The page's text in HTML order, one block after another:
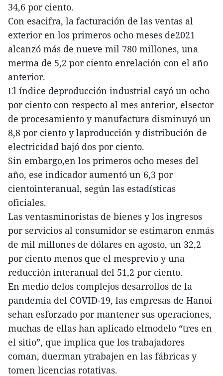
34,6 por ciento.
Con esacifra, la facturación de las ventas al
exterior en los primeros ocho meses de2021
alcanzó más de nueve mil 780 millones, una
merma de 5,2 por ciento enrelación con el año
anterior.
El índice deproducción industrial cayó un ocho
por ciento con respecto al mes anterior, elsector
de procesamiento y manufactura disminuyó un
8,8 por ciento y laproducción y distribución de
electricidad bajó dos por ciento.
Sin embargo,en los primeros ocho meses del
año, ese indicador aumentó un 6,3 por
cientointeranual, según las estadísticas
oficiales.
Las ventasminoristas de bienes y los ingresos
por servicios al consumidor se estimaron enmás
de mil millones de dólares en agosto, un 32,2
por ciento menos que el mesprevio y una
reducción interanual del 51,2 por ciento.
En medio delos complejos desarrollos de la
pandemia del COVID-19, las empresas de Hanoi
sehan esforzado por mantener sus operaciones,
muchas de ellas han aplicado elmodelo “tres en
el sitio”, que implica que los trabajadores
coman, duerman ytrabajen en las fábricas y
tomen licencias rotativas.